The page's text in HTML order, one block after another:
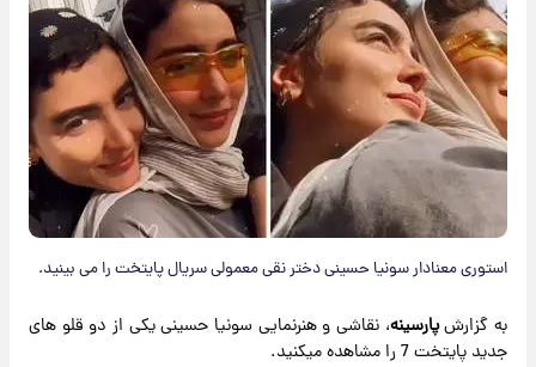
استوری معنادار سونیا حسینی دختر نقی معمولی سریال پایتخت را می بینید.
به گزارشپارسینه، نقاشی و هنرنمایی سونیا حسینی یکی از دو قلو های
جدید پایتخت 7 را مشاهده میکنید.